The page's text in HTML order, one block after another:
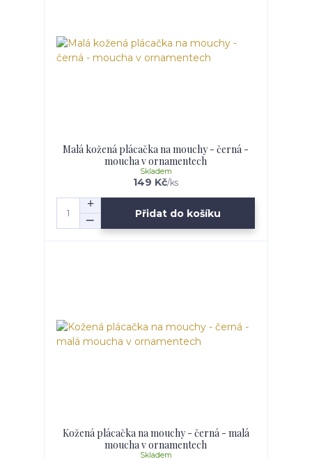
Malá kožená plácačka na mouchy - černá -
moucha v ornamentech
149 Kč/ks
Skladem
Přidat do košíku
Kožená plácačka na mouchy - černá - malá
moucha v ornamentech
Skladem